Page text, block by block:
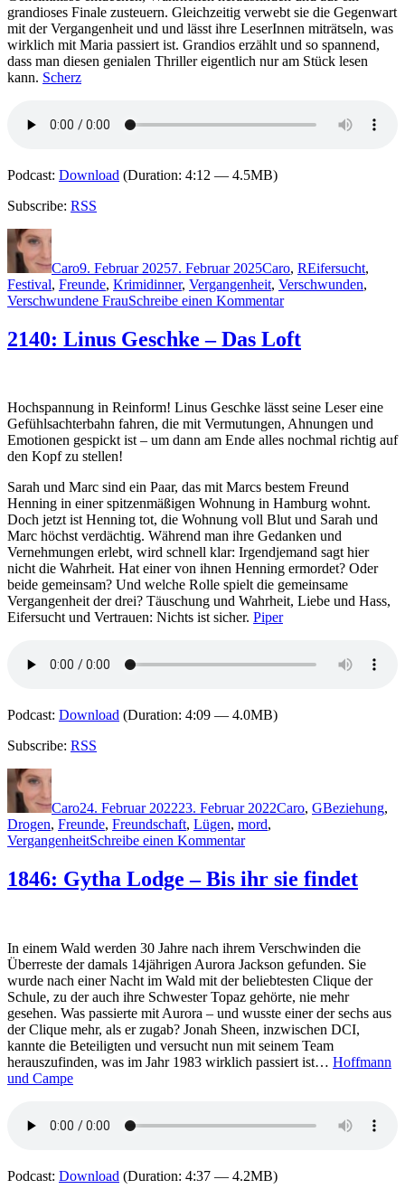
grandioses Finale zusteuern. Gleichzeitig verwebt sie die Gegenwart
mit der Vergangenheit und und lässt ihre LeserInnen miträtseln, was
wirklich mit Maria passiert ist. Grandios erzählt und so spannend,
dass man diesen genialen Thriller eigentlich nur am Stück lesen
kann. Scherz
Podcast: Download (Duration: 4:12 — 4.5MB)
Subscribe: RSS
Autor
Caro9. Februar 20257. Februar 2025Caro, REifersucht,
Festival, Freunde, Krimidinner, Vergangenheit, Verschwunden,
Verschwundene FrauSchreibe einen Kommentarzu
Emily
Rudolf
2140: Linus Geschke – Das Loft
Hochspannung in Reinform! Linus Geschke lässt seine Leser eine
Gefühlsachterbahn fahren, die mit Vermutungen, Ahnungen und
Emotionen gespickt ist – um dann am Ende alles nochmal richtig auf
den Kopf zu stellen!
Sarah und Marc sind ein Paar, das mit Marcs bestem Freund
Henning in einer spitzenmäßigen Wohnung in Hamburg wohnt.
Doch jetzt ist Henning tot, die Wohnung voll Blut und Sarah und
Marc höchst verdächtig. Während man ihre Gedanken und
Vernehmungen erlebt, wird schnell klar: Irgendjemand sagt hier
nicht die Wahrheit. Hat einer von ihnen Henning ermordet? Oder
beide gemeinsam? Und welche Rolle spielt die gemeinsame
Vergangenheit der drei? Täuschung und Wahrheit, Liebe und Hass,
Eifersucht und Vertrauen: Nichts ist sicher. Piper
Podcast: Download (Duration: 4:09 — 4.0MB)
Subscribe: RSS
Autor
Caro24. Februar 202223. Februar 2022Caro, GBeziehung,
Drogen, Freunde, Freundschaft, Lügen, mord,
VergangenheitSchreibe einen Kommentarzu
Linus
Geschke
1846: Gytha Lodge – Bis ihr sie findet
In einem Wald werden 30 Jahre nach ihrem Verschwinden die
Überreste der damals 14jährigen Aurora Jackson gefunden. Sie
wurde nach einer Nacht im Wald mit der beliebtesten Clique der
Schule, zu der auch ihre Schwester Topaz gehörte, nie mehr
gesehen. Was passierte mit Aurora – und wusste einer der sechs aus
der Clique mehr, als er zugab? Jonah Sheen, inzwischen DCI,
kannte die Beteiligten und versucht nun mit seinem Team
herauszufinden, was im Jahr 1983 wirklich passiert ist… Hoffmann
und Campe
Podcast: Download (Duration: 4:37 — 4.2MB)